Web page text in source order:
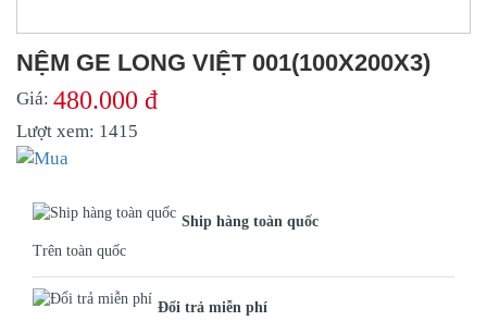
NỆM GE LONG VIỆT 001(100X200X3)
Giá: 480.000 đ
Lượt xem: 1415
Ship hàng toàn quốc
Trên toàn quốc
Đổi trả miễn phí